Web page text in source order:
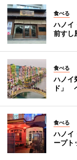
食べる
ハノイ
前すし
食べる
ハノイ
ド」
食べる
ハノイ
ープト